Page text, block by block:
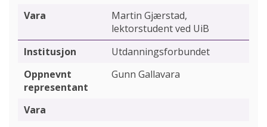
Martin Gjærstad,
lektorstudent ved UiB
Utdanningsforbundet
Gunn Gallavara